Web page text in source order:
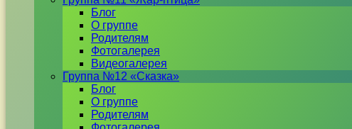
Блог
О группе
Родителям
Фотогалерея
Видеогалерея
Группа №12 «Сказка»
Блог
О группе
Родителям